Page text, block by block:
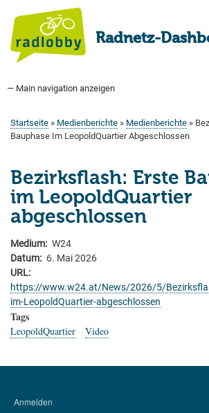
Inhalt
Radnetz-
Main
— Main navigation anzeigen
Startseite
Bauprogramm
Aktuell Geplant
Weitere Bauprojekte
Hauptradverkehrsnetz
Bezirke
Medienberichte
Tags
Über uns
Pfadnavigation
Startseite Medienberichte Medienberichte
Bauphase Im LeopoldQuartier Abgeschlossen
Bezirksflash: Erste
im LeopoldQuartier
abgeschlossen
Medium
W24
Datum
6. Mai 2026
URL
https://www.w24.at/News/2026/5/
im-LeopoldQuartier-abgeschlossen
Tags
LeopoldQuartier Video
BENUTZERMENÜ
Anmelden